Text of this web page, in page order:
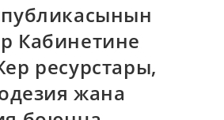
Кабинетине
ресурстары,
жана